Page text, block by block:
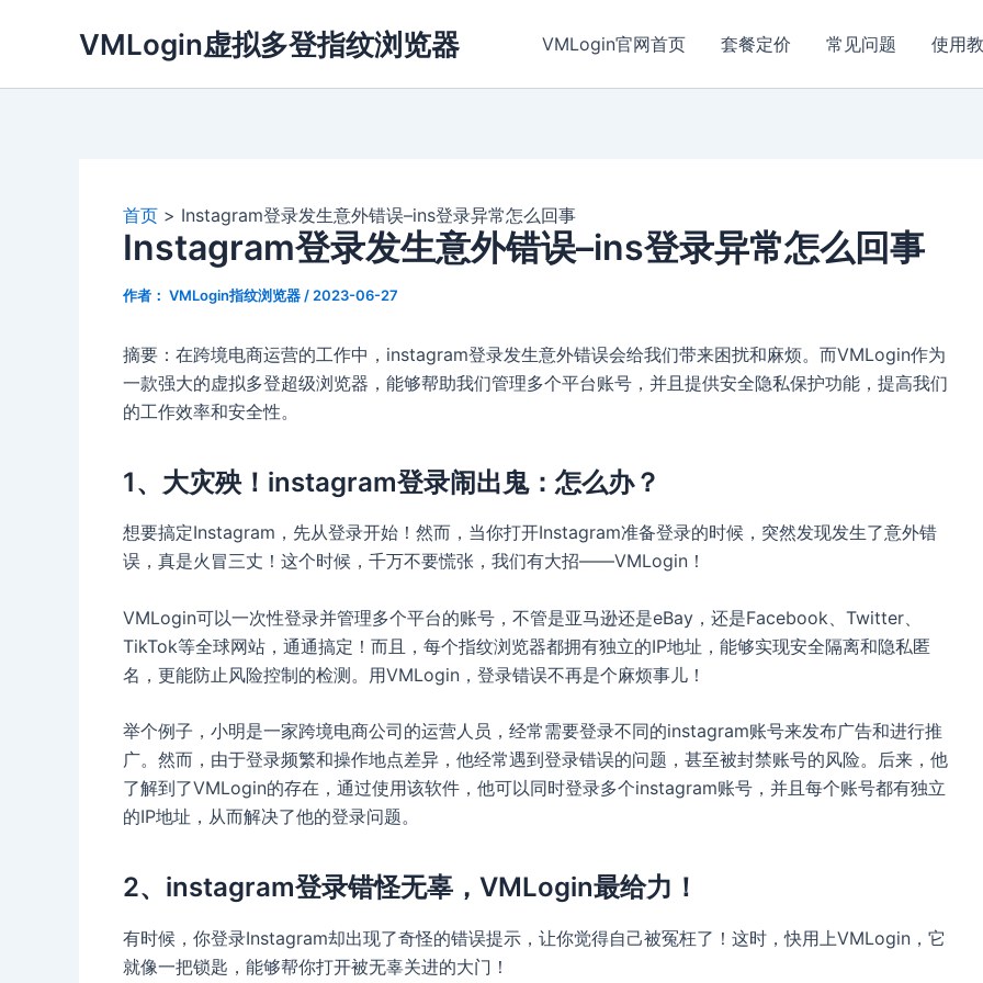
VMLogin虚拟多登指纹浏览器 VMLogin官网首页 套餐定价 常见问题 使用
首页 Instagram登录发生意外错误–ins登录异常怎么回事
Instagram登录发生意外错误–ins登录异常怎么回事
作者： VMLogin指纹浏览器 / 2023-06-27
摘要：在跨境电商运营的工作中，instagram登录发生意外错误会给我们带来困扰和麻烦。而VMLogin作为
一款强大的虚拟多登超级浏览器，能够帮助我们管理多个平台账号，并且提供安全隐私保护功能，提高我们
的工作效率和安全性。
1、大灾殃！instagram登录闹出鬼：怎么办？
想要搞定Instagram，先从登录开始！然而，当你打开Instagram准备登录的时候，突然发现发生了意外错
误，真是火冒三丈！这个时候，千万不要慌张，我们有大招——VMLogin！
VMLogin可以一次性登录并管理多个平台的账号，不管是亚马逊还是eBay，还是Facebook、Twitter、
TikTok等全球网站，通通搞定！而且，每个指纹浏览器都拥有独立的IP地址，能够实现安全隔离和隐私匿
名，更能防止风险控制的检测。用VMLogin，登录错误不再是个麻烦事儿！
举个例子，小明是一家跨境电商公司的运营人员，经常需要登录不同的instagram账号来发布广告和进行推
广。然而，由于登录频繁和操作地点差异，他经常遇到登录错误的问题，甚至被封禁账号的风险。后来，他
了解到了VMLogin的存在，通过使用该软件，他可以同时登录多个instagram账号，并且每个账号都有独立
的IP地址，从而解决了他的登录问题。
2、instagram登录错怪无辜，VMLogin最给力！
有时候，你登录Instagram却出现了奇怪的错误提示，让你觉得自己被冤枉了！这时，快用上VMLogin，它
就像一把锁匙，能够帮你打开被无辜关进的大门！